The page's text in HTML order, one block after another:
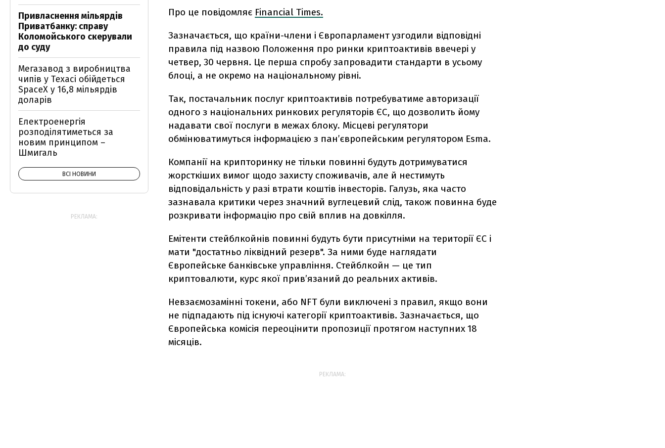
Про це повідомляє Financial Times.
Зазначається, що країни-члени і Європарламент узгодили відповідні
правила під назвою Положення про ринки криптоактивів ввечері у
четвер, 30 червня. Це перша спробу запровадити стандарти в усьому
блоці, а не окремо на національному рівні.
Так, постачальник послуг криптоактивів потребуватиме авторизації
одного з національних ринкових регуляторів ЄС, що дозволить йому
надавати свої послуги в межах блоку. Місцеві регулятори
обмінюватимуться інформацією з пан’європейським регулятором Esma.
Компанії на крипторинку не тільки повинні будуть дотримуватися
жорсткіших вимог щодо захисту споживачів, але й нестимуть
відповідальність у разі втрати коштів інвесторів. Галузь, яка часто
зазнавала критики через значний вуглецевий слід, також повинна буде
розкривати інформацію про свій вплив на довкілля.
Емітенти стейблкойнів повинні будуть бути присутніми на території ЄС і
мати "достатньо ліквідний резерв". За ними буде наглядати
Європейське банківське управління. Стейблкойн — це тип
криптовалюти, курс якої прив’язаний до реальних активів.
Невзаємозамінні токени, або NFT були виключені з правил, якщо вони
не підпадають під існуючі категорії криптоактивів. Зазначається, що
Європейська комісія переоцінити пропозиції протягом наступних 18
місяців.
РЕКЛАМА:
Привласнення мільярдів
Приватбанку: справу
Коломойського скерували
до суду
Мегазавод з виробництва
чипів у Техасі обійдеться
SpaceX у 16,8 мільярдів
доларів
Електроенергія
розподілятиметься за
новим принципом –
Шмигаль
ВСІ НОВИНИ
РЕКЛАМА: